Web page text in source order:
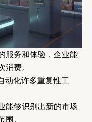
服务和体验，企业能
消费。
动化许多重复性工
能够识别出新的市场
围。